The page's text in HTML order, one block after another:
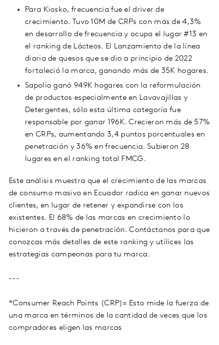
Para Kiosko, frecuencia fue el driver de
crecimiento. Tuvo 10M de CRPs con más de 4,3%
en desarrollo de frecuencia y ocupa el lugar #13 en
el ranking de Lácteos. El Lanzamiento de la línea
diaria de quesos que se dio a principio de 2022
fortaleció la marca, ganando más de 35K hogares.
Sapolio ganó 949K hogares con la reformulación
de productos especialmente en Lavavajillas y
Detergentes, sólo esta última categoría fue
responsable por ganar 196K. Crecieron más de 57%
en CRPs, aumentando 3,4 puntos porcentuales en
penetración y 36% en frecuencia. Subieron 28
lugares en el ranking total FMCG.
Este análisis muestra que el crecimiento de las marcas
de consumo masivo en Ecuador radica en ganar nuevos
clientes, en lugar de retener y expandirse con los
existentes. El 68% de las marcas en crecimiento lo
hicieron a través de penetración. Contáctanos para que
conozcas más detalles de este ranking y utilices las
estrategias campeonas para tu marca.
---
*Consumer Reach Points (CRP)= Esto mide la fuerza de
una marca en términos de la cantidad de veces que los
compradores eligen las marcas